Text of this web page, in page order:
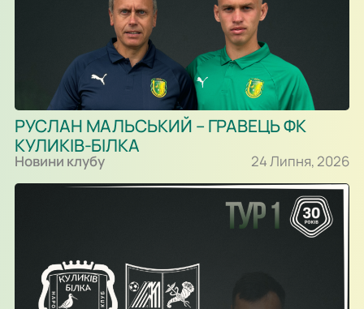
РУСЛАН МАЛЬСЬКИЙ – ГРАВЕЦЬ ФК
КУЛИКІВ-БІЛКА
Новини клубу 24 Липня, 2026